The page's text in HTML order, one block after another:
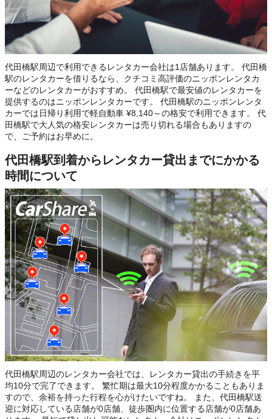
代田橋駅周辺で利用できるレンタカー会社は1店舗あります。 代田橋
駅のレンタカーを借りるなら、クチコミ高評価のニッポンレンタカ
ーなどのレンタカーがおすすめ。 代田橋駅で最安値のレンタカーを
提供するのはニッポンレンタカーです。 代田橋駅のニッポンレンタ
カーでは日帰り利用で軽自動車 ¥8,140～の格安で利用できます。 代
田橋駅で大人気の格安レンタカーは売り切れる場合もありますの
で、ご予約はお早めに。
代田橋駅到着からレンタカー貸出までにかかる
時間について
代田橋駅周辺のレンタカー会社では、レンタカー貸出の手続きを平
均10分で完了できます。 繁忙期は最大10分程度かかることもありま
すので、余裕を持った行程を心がけたいですね。 また、代田橋駅送
迎に対応している店舗が0店舗、徒歩圏内に位置する店舗が0店舗あ